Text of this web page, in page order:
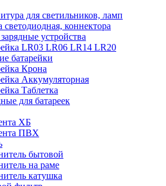
для светильников, ламп
светодиодная, коннектора
устройства
LR03 LR06 LR14 LR20
батарейки
Крона
Аккумуляторная
Таблетка
для батареек
ХБ
ПВХ
бытовой
на раме
катушка